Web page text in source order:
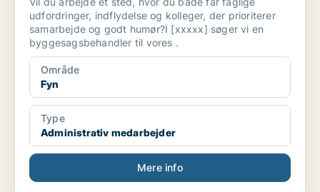
udfordringer, indflydelse og kolleger, der prioriterer
samarbejde og godt humør?I [xxxxx] søger vi en
byggesagsbehandler til vores .
Område
Fyn
Type
Administrativ medarbejder
Mere info